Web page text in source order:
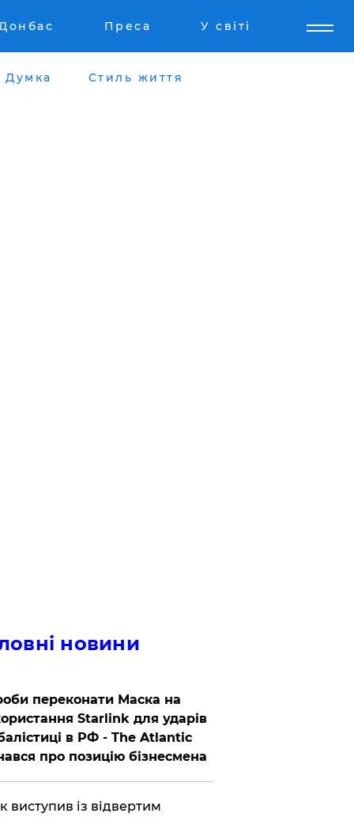
Преса У світі
Думка Стиль життя
новини
переконати Маска на
Starlink для ударів
в РФ - The Atlantic
про позицію бізнесмена
виступив із відвертим